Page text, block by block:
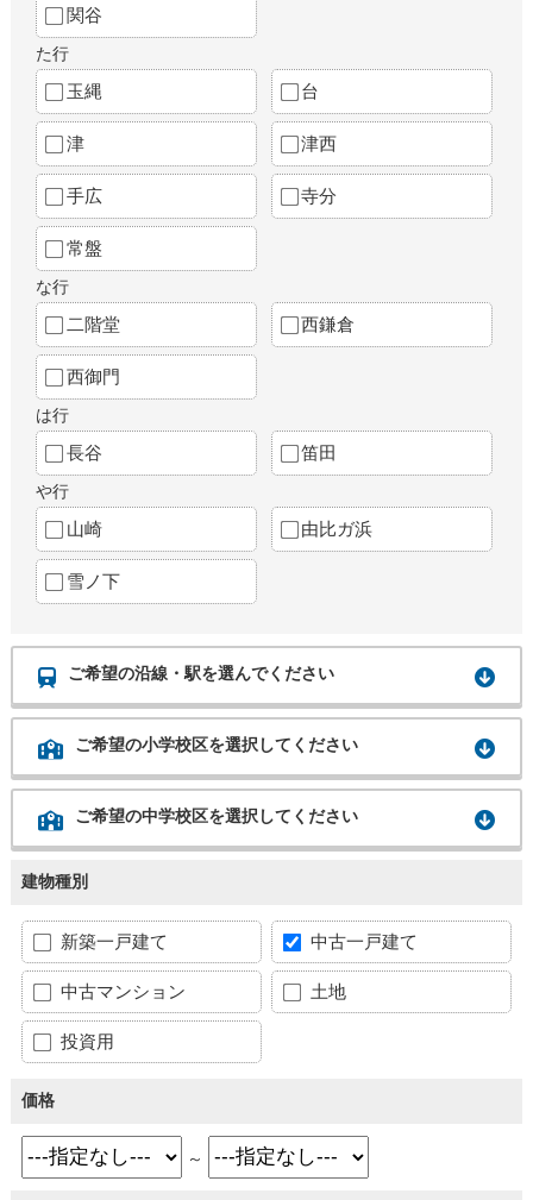
関谷
た行
玉縄 台
津 津西
手広 寺分
常盤
な行
二階堂 西鎌倉
西御門
は行
長谷 笛田
や行
山崎 由比ガ浜
雪ノ下
ご希望の沿線・駅を選んでください
ご希望の小学校区を選択してください
ご希望の中学校区を選択してください
建物種別
新築一戸建て 中古一戸建て
中古マンション 土地
投資用
価格
～